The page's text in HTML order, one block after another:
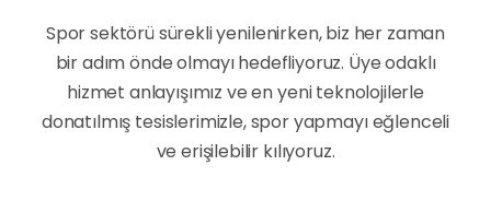
Spor sektörü sürekli yenilenirken, biz her zaman
bir adım önde olmayı hedefliyoruz. Üye odaklı
hizmet anlayışımız ve en yeni teknolojilerle
donatılmış tesislerimizle, spor yapmayı eğlenceli
ve erişilebilir kılıyoruz.